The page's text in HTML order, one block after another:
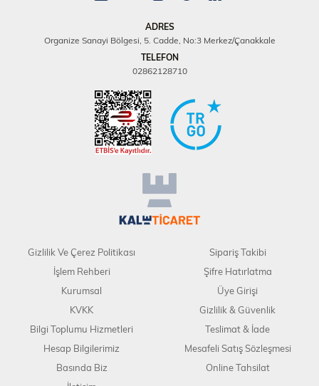
ADRES
Organize Sanayi Bölgesi, 5. Cadde, No:3 Merkez/Çanakkale
TELEFON
02862128710
Gizlilik Ve Çerez Politikası
İşlem Rehberi
Kurumsal
KVKK
Bilgi Toplumu Hizmetleri
Hesap Bilgilerimiz
Basında Biz
Sipariş Takibi
Şifre Hatırlatma
Üye Girişi
Gizlilik & Güvenlik
Teslimat & İade
Mesafeli Satış Sözleşmesi
Online Tahsilat